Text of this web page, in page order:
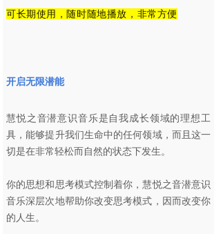
可长期使用，随时随地播放，非常方便
开启无限潜能
慧悦之音潜意识音乐是自我成长领域的理想工
具，能够提升我们生命中的任何领域，而且这一
切是在非常轻松而自然的状态下发生。
你的思想和思考模式控制着你，慧悦之音潜意识
音乐深层次地帮助你改变思考模式，因而改变你
的人生。